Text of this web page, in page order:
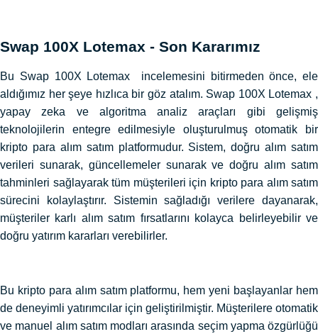
Swap 100X Lotemax - Son Kararımız
Bu Swap 100X Lotemax incelemesini bitirmeden önce, ele
aldığımız her şeye hızlıca bir göz atalım. Swap 100X Lotemax ,
yapay zeka ve algoritma analiz araçları gibi gelişmiş
teknolojilerin entegre edilmesiyle oluşturulmuş otomatik bir
kripto para alım satım platformudur. Sistem, doğru alım satım
verileri sunarak, güncellemeler sunarak ve doğru alım satım
tahminleri sağlayarak tüm müşterileri için kripto para alım satım
sürecini kolaylaştırır. Sistemin sağladığı verilere dayanarak,
müşteriler karlı alım satım fırsatlarını kolayca belirleyebilir ve
doğru yatırım kararları verebilirler.
Bu kripto para alım satım platformu, hem yeni başlayanlar hem
de deneyimli yatırımcılar için geliştirilmiştir. Müşterilere otomatik
ve manuel alım satım modları arasında seçim yapma özgürlüğü